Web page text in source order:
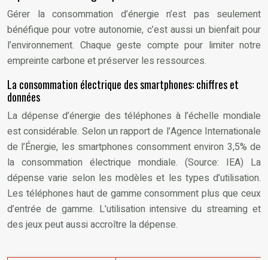
Gérer la consommation d’énergie n’est pas seulement
bénéfique pour votre autonomie, c’est aussi un bienfait pour
l’environnement. Chaque geste compte pour limiter notre
empreinte carbone et préserver les ressources.
La consommation électrique des smartphones: chiffres et
données
La dépense d’énergie des téléphones à l’échelle mondiale
est considérable. Selon un rapport de l’Agence Internationale
de l’Énergie, les smartphones consomment environ 3,5% de
la consommation électrique mondiale. (Source: IEA) La
dépense varie selon les modèles et les types d’utilisation.
Les téléphones haut de gamme consomment plus que ceux
d’entrée de gamme. L’utilisation intensive du streaming et
des jeux peut aussi accroître la dépense.